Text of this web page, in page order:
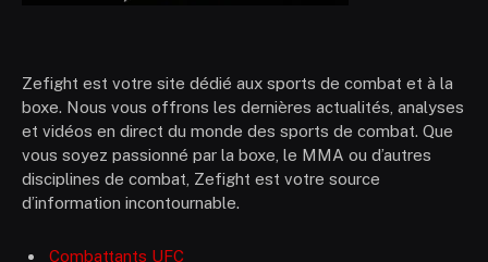
Zefight est votre site dédié aux sports de combat et à la
boxe. Nous vous offrons les dernières actualités, analyses
et vidéos en direct du monde des sports de combat. Que
vous soyez passionné par la boxe, le MMA ou d’autres
disciplines de combat, Zefight est votre source
d’information incontournable.
Combattants UFC